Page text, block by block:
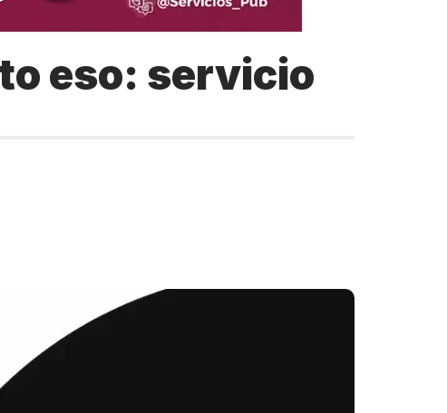
eso: servicio